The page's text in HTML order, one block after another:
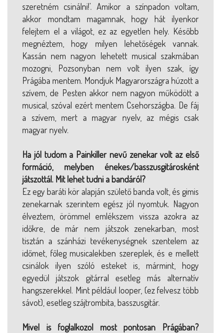
szeretném csinálni!’. Amikor a színpadon voltam,
akkor mondtam magamnak, hogy hát ilyenkor
felejtem el a világot, ez az egyetlen hely. Később
megnéztem, hogy milyen lehetőségek vannak.
Kassán nem nagyon lehetett musical szakmában
mozogni, Pozsonyban nem volt ilyen szak, így
Prágába mentem. Mondjuk Magyarországra húzott a
szívem, de Pesten akkor nem nagyon működött a
musical, szóval ezért mentem Csehországba. De fáj
a szívem, mert a magyar nyelv, az mégis csak
magyar nyelv.
Ha jól tudom a Painkiller nevű zenekar volt az első
formáció, melyben énekes/basszusgitárosként
játszottál. Mit lehet tudni a bandáról?
Ez egy baráti kör alapján születő banda volt, és gimis
zenekarnak szerintem egész jól nyomtuk. Nagyon
élveztem, örömmel emlékszem vissza azokra az
időkre, de már nem játszok zenekarban, most
tisztán a szánházi tevékenységnek szentelem az
időmet, főleg musicalekben szereplek, és e mellett
csinálok ilyen szóló esteket is, mármint, hogy
egyedül játszok gitárral esetleg más alternatív
hangszerekkel. Mint például looper, (ez felvesz több
sávot), esetleg szájtrombita, basszusgitár.
Mivel is foglalkozol most pontosan Prágában?